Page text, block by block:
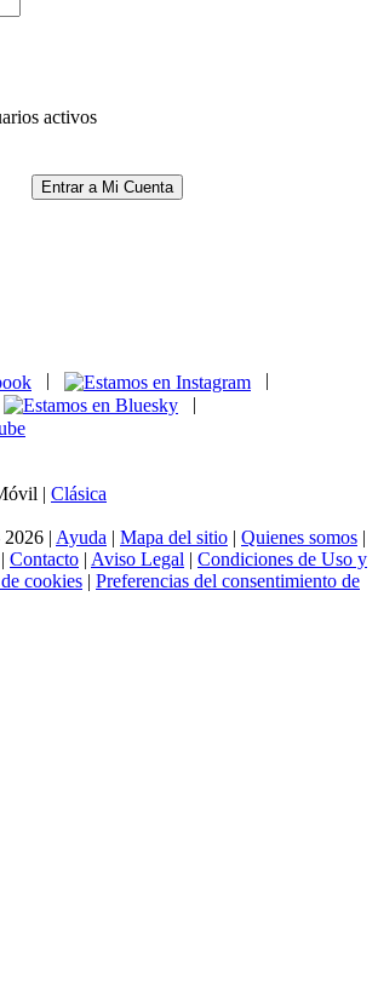
activos
Entrar a Mi Cuenta
|
| Clásica
2026 | Ayuda | Mapa del sitio | Quienes somos |
| Contacto | Aviso Legal | Condiciones de Uso y
cookies | Preferencias del consentimiento de